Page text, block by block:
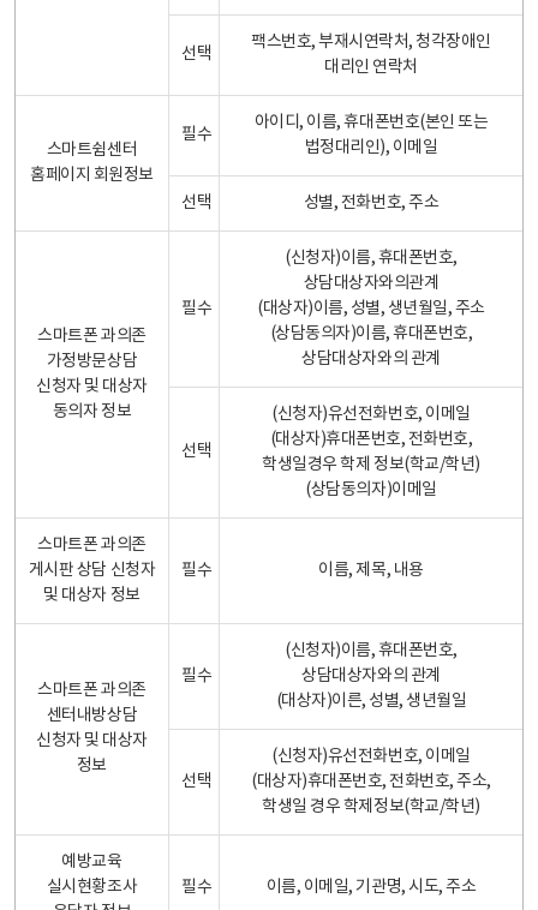
선택
팩스번호, 부재시연락처, 청각장애인
대리인 연락처
스마트쉼센터
홈페이지 회원정보
필수
아이디, 이름, 휴대폰번호(본인 또는
법정대리인), 이메일
선택 성별, 전화번호, 주소
스마트폰 과의존
가정방문상담
신청자 및 대상자
동의자 정보
필수
(신청자)이름, 휴대폰번호,
상담대상자와의관계
(대상자)이름, 성별, 생년월일, 주소
(상담동의자)이름, 휴대폰번호,
상담대상자와의 관계
선택
(신청자)유선전화번호, 이메일
(대상자)휴대폰번호, 전화번호,
학생일경우 학제 정보(학교/학년)
(상담동의자)이메일
스마트폰 과의존
게시판 상담 신청자
및 대상자 정보
필수 이름, 제목, 내용
스마트폰 과의존
센터내방상담
신청자 및 대상자
정보
필수
(신청자)이름, 휴대폰번호,
상담대상자와의 관계
(대상자)이른, 성별, 생년월일
선택
(신청자)유선전화번호, 이메일
(대상자)휴대폰번호, 전화번호, 주소,
학생일 경우 학제정보(학교/학년)
예방교육
실시현황조사
필수 이름, 이메일, 기관명, 시도, 주소